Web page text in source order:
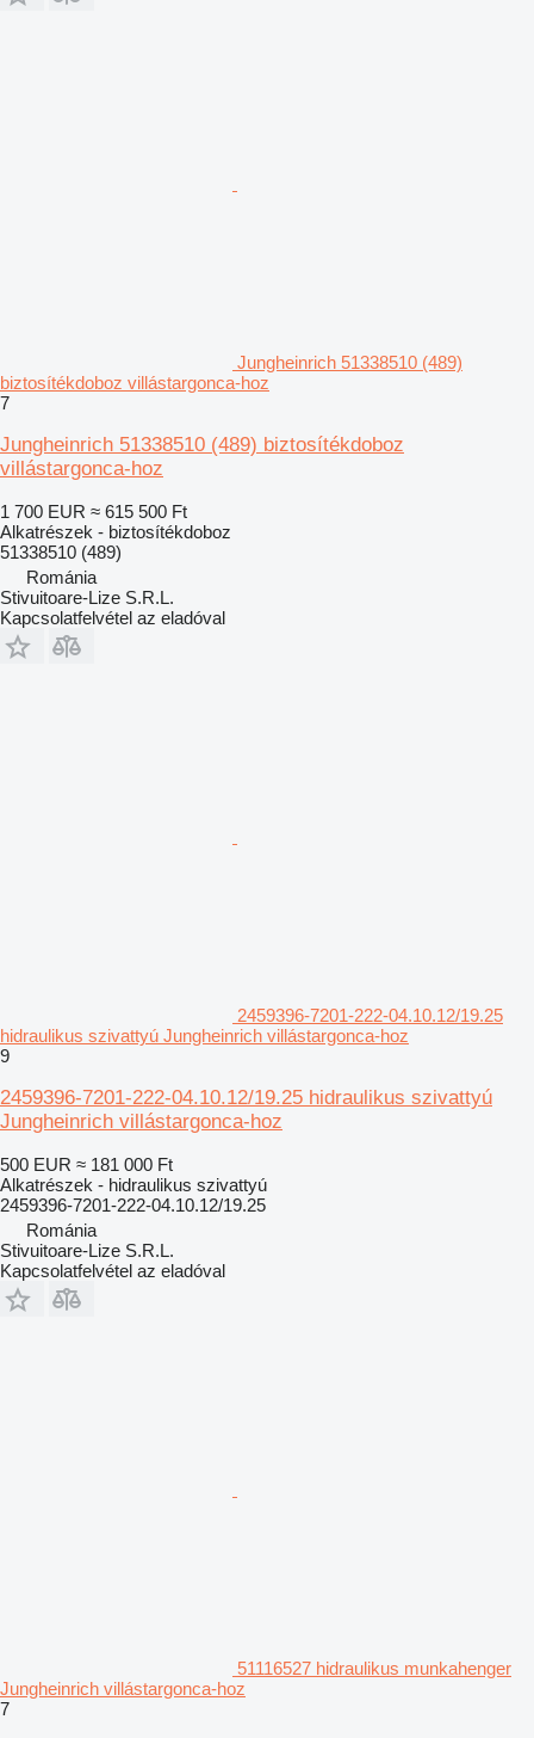
Jungheinrich 51338510 (489)
biztosítékdoboz villástargonca-hoz
7
Jungheinrich 51338510 (489) biztosítékdoboz
villástargonca-hoz
1 700 EUR ≈ 615 500 Ft
Alkatrészek - biztosítékdoboz
51338510 (489)
Románia
Stivuitoare-Lize S.R.L.
Kapcsolatfelvétel az eladóval
2459396-7201-222-04.10.12/19.25
hidraulikus szivattyú Jungheinrich villástargonca-hoz
9
2459396-7201-222-04.10.12/19.25 hidraulikus szivattyú
Jungheinrich villástargonca-hoz
500 EUR ≈ 181 000 Ft
Alkatrészek - hidraulikus szivattyú
2459396-7201-222-04.10.12/19.25
Románia
Stivuitoare-Lize S.R.L.
Kapcsolatfelvétel az eladóval
51116527 hidraulikus munkahenger
Jungheinrich villástargonca-hoz
7